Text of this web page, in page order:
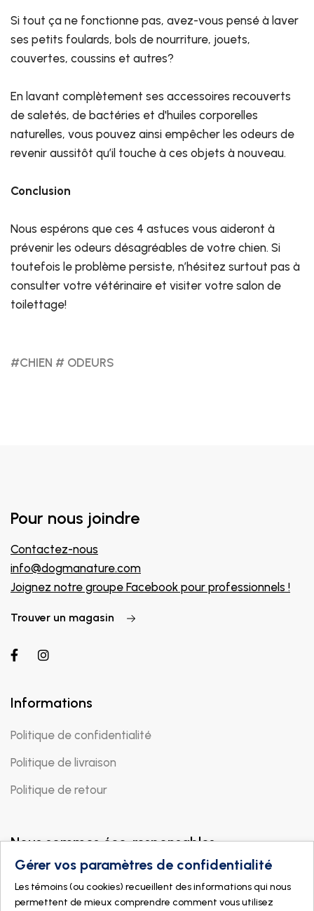
Si tout ça ne fonctionne pas, avez-vous pensé à laver
ses petits foulards, bols de nourriture, jouets,
couvertes, coussins et autres?
En lavant complètement ses accessoires recouverts
de saletés, de bactéries et d'huiles corporelles
naturelles, vous pouvez ainsi empêcher les odeurs de
revenir aussitôt qu’il touche à ces objets à nouveau.
Conclusion
Nous espérons que ces 4 astuces vous aideront à
prévenir les odeurs désagréables de votre chien. Si
toutefois le problème persiste, n’hésitez surtout pas à
consulter votre vétérinaire et visiter votre salon de
toilettage!
#CHIEN # ODEURS
Pour nous joindre
Contactez-nous
info@dogmanature.com
Joignez notre groupe Facebook pour professionnels !
Trouver un magasin
Informations
Politique de confidentialité
Politique de livraison
Politique de retour
Nous sommes éco-responsables
Gérer vos paramètres de confidentialité
Les témoins (ou cookies) recueillent des informations qui nous
permettent de mieux comprendre comment vous utilisez